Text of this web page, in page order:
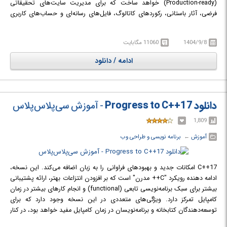
(Production-ready) خواهد ساخت که برای مدیریت سایت‌های تحقیقاتی
فرضی، آثار باستانی، رکوردهای کاتالوگ، فایل‌های رسانه‌ای و حساب‌های کاربری
ساختاردهی، پیاده‌سازی، مستندسازی و استقرار یک برنامه واقعی که از بهترین
شیوه‌های رایج در صنعت پیروی می‌کند، راهنمایی می‌کند. تمام ویژگی‌های فوق از
طریق پیاده‌سازی واقعی آموزش داده می‌شوند، نه صرفاً تئوری.
در دوره آموزشی Minimal API with .NET 10 and C# با توسعه وب‌سرویس‌های
1404/9/8 11060 مگابایت
ادامه / دانلود
دانلود Progress to C++17 - آموزش سی‌پلاس‌پلاس
1,809
آموزش ← ‏ برنامه نویسی و طراحی وب
C++17 امکانات جدید و بهبودهای فراوانی را به زبان اضافه می‌کند. این نسخه،
ادامه دهنده رویکرد "C++ مدرن" است که بر افزودن انتزاعات بهتر، ارائه پشتیبانی
بیشتر برای سبک برنامه‌نویسی تابعی (functional) و انجام کارهای بیشتر در زمان
کامپایل تمرکز دارد. ویژگی‌های متعددی در این نسخه وجود دارد که برای
توسعه‌دهندگان کتابخانه و برنامه‌نویسان در زمان کامپایل مفید خواهد بود، در کنار